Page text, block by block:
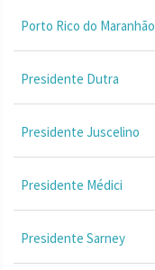
Porto Rico do Maranhão
Presidente Dutra
Presidente Juscelino
Presidente Médici
Presidente Sarney